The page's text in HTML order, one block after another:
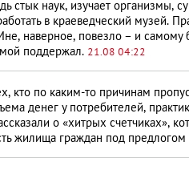
стык наук, изучает
в краеведческий музей.
наверное, повезло – и
мой поддержал. 21.08 04:22
кто по каким-то причинам
денег у потребителей,
о «хитрых счетчиках»,
жилища граждан под